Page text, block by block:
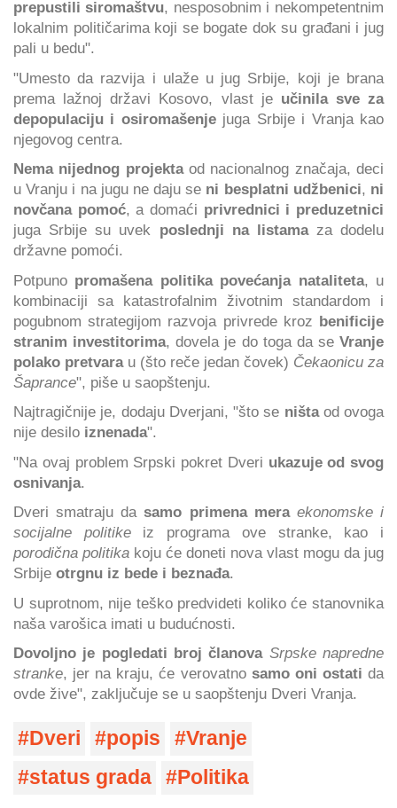
prepustili siromaštvu, nesposobnim i nekompetentnim
lokalnim političarima koji se bogate dok su građani i jug
pali u bedu".
"Umesto da razvija i ulaže u jug Srbije, koji je brana
prema lažnoj državi Kosovo, vlast je učinila sve za
depopulaciju i osiromašenjejuga Srbije i Vranja kao
njegovog centra.
Nema nijednog projektaod nacionalnog značaja, deci
u Vranju i na jugu ne daju se ni besplatni udžbenici, ni
novčana pomoć, a domaći privrednici i preduzetnici
juga Srbije su uvek poslednji na listamaza dodelu
državne pomoći.
Potpuno promašena politika povećanja nataliteta, u
kombinaciji sa katastrofalnim životnim standardom i
pogubnom strategijom razvoja privrede kroz benificije
stranim investitorima, dovela je do toga da se Vranje
polako pretvarau (što reče jedan čovek) Čekaonicu za
Šaprance", piše u saopštenju.
Najtragičnije je, dodaju Dverjani, "što se ništa od ovoga
nije desilo iznenada".
"Na ovaj problem Srpski pokret Dveri ukazuje od svog
osnivanja.
Dveri smatraju da samo primena mera ekonomske i
socijalne politikeiz programa ove stranke, kao i
porodična politika koju će doneti nova vlast mogu da jug
Srbije otrgnu iz bede i beznađa.
U suprotnom, nije teško predvideti koliko će stanovnika
naša varošica imati u budućnosti.
Dovoljno je pogledati broj članova Srpske napredne
stranke, jer na kraju, će verovatno samo oni ostati da
ovde žive", zaključuje se u saopštenju Dveri Vranja.
Dveri popis
Vranje
status grada
Politika